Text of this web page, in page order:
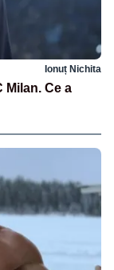
Ionuț Nichita
Milan. Ce a